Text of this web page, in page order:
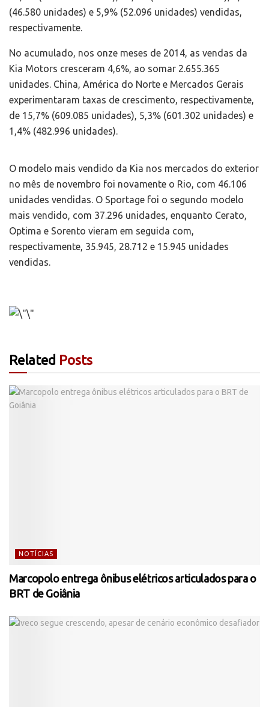
(46.580 unidades) e 5,9% (52.096 unidades) vendidas,
respectivamente.
No acumulado, nos onze meses de 2014, as vendas da
Kia Motors cresceram 4,6%, ao somar 2.655.365
unidades. China, América do Norte e Mercados Gerais
experimentaram taxas de crescimento, respectivamente,
de 15,7% (609.085 unidades), 5,3% (601.302 unidades) e
1,4% (482.996 unidades).
O modelo mais vendido da Kia nos mercados do exterior
no mês de novembro foi novamente o Rio, com 46.106
unidades vendidas. O Sportage foi o segundo modelo
mais vendido, com 37.296 unidades, enquanto Cerato,
Optima e Sorento vieram em seguida com,
respectivamente, 35.945, 28.712 e 15.945 unidades
vendidas.
Related Posts
NOTÍCIAS
Marcopolo entrega ônibus elétricos articulados para o
BRT de Goiânia